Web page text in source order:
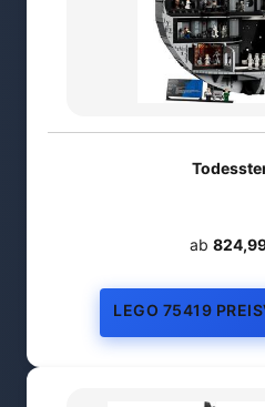
ab
LEGO 75419